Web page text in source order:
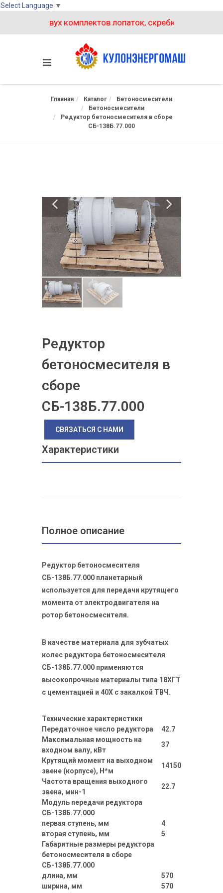
Select Language ▼
двух комплектов лопаток, скребков на
Главная Каталог
Бетоносмесители
Бетоносмесители
Редуктор бетоносмесителя в сборе
СБ-138Б.77.000
Редуктор
бетоносмесителя в
сборе
СБ-138Б.77.000
СВЯЗАТЬСЯ С НАМИ
Характеристики
Полное описание
Редуктор бетоносмесителя
СБ-138Б.77.000 планетарный
используется для передачи крутящего
момента от электродвигателя на
ротор бетоносмесителя.
В качестве материала для зубчатых
колес редуктора бетоносмесителя
СБ-138Б.77.000 применяются
высокопрочные материалы типа 18ХГТ
с цементацией и 40Х с закалкой ТВЧ.
Технические характеристики
Передаточное число редуктора
42.7
Максимальная мощность на
входном валу, кВт
37
Крутящий момент на выходном
звене (корпусе), Н*м
14150
Частота вращения выходного
звена, мин-1
22.7
Модуль передачи редуктора
СБ-138Б.77.000
первая ступень, мм
4
вторая ступень, мм
5
Габаритные размеры редуктора
бетоносмесителя в сборе
СБ-138Б.77.000
длина, мм
570
ширина, мм
570